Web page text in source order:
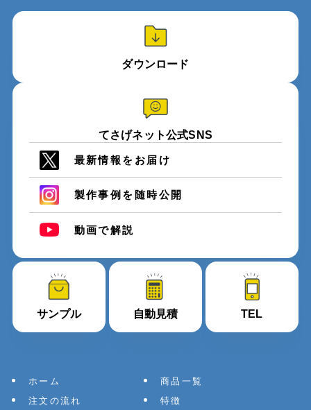
ダウンロード
てさげネット公式SNS
最新情報をお届け
製作事例を随時公開
動画で解説
サンプル 自動見積 TEL
ホーム
商品一覧
注文の流れ
特徴